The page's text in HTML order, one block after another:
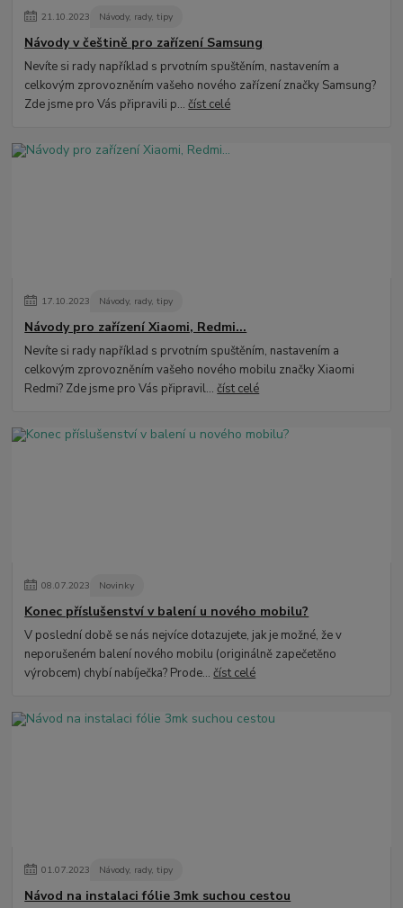
21.10.2023 Návody, rady, tipy
Návody v češtině pro zařízení Samsung
Nevíte si rady například s prvotním spuštěním, nastavením a
celkovým zprovozněním vašeho nového zařízení značky Samsung?
Zde jsme pro Vás připravili p...číst celé
17.10.2023 Návody, rady, tipy
Návody pro zařízení Xiaomi, Redmi...
Nevíte si rady například s prvotním spuštěním, nastavením a
celkovým zprovozněním vašeho nového mobilu značky Xiaomi
Redmi? Zde jsme pro Vás připravil...číst celé
08.07.2023 Novinky
Konec příslušenství v balení u nového mobilu?
V poslední době se nás nejvíce dotazujete, jak je možné, že v
neporušeném balení nového mobilu (originálně zapečetěno
výrobcem) chybí nabíječka? Prode...číst celé
01.07.2023 Návody, rady, tipy
Návod na instalaci fólie 3mk suchou cestou